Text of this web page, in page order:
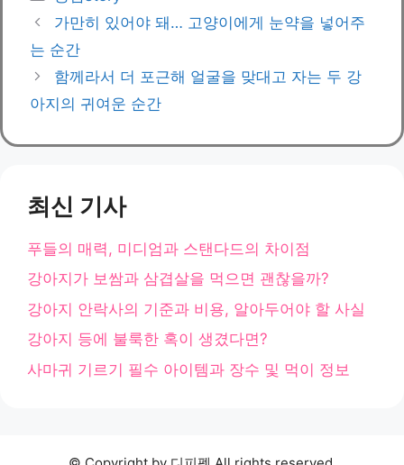
테
고
리
가만히 있어야 돼… 고양이에게 눈약을 넣어주
는 순간
함께라서 더 포근해 얼굴을 맞대고 자는 두 강
아지의 귀여운 순간
최신 기사
푸들의 매력, 미디엄과 스탠다드의 차이점
강아지가 보쌈과 삼겹살을 먹으면 괜찮을까?
강아지 안락사의 기준과 비용, 알아두어야 할 사실
강아지 등에 불룩한 혹이 생겼다면?
사마귀 기르기 필수 아이템과 장수 및 먹이 정보